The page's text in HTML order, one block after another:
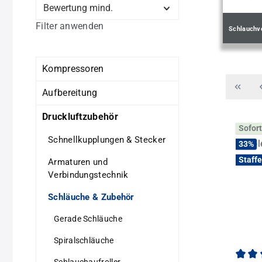
Bewertung mind.
Filter anwenden
Kompressoren
Aufbereitung
Druckluftzubehör
Schnellkupplungen & Stecker
Armaturen und
Verbindungstechnik
Schläuche & Zubehör
Gerade Schläuche
Spiralschläuche
33%